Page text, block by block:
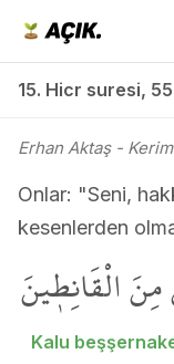
15. Hicr suresi,
Erhan Aktaş-
Onlar: "Seni,
kesenlerden
الْقَانِط۪ينَ
Kalu